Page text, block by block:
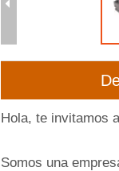
Hola, te invitamos
Somos una